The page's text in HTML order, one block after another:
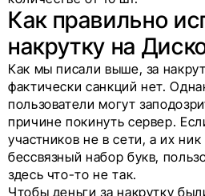
Как правильно
накрутку на
Как мы писали выше, за
фактически санкций нет.
пользователи могут
причине покинуть сервер.
участников не в сети, а их
бессвязный набор букв,
здесь что-то не так.
Чтобы деньги за накрутку